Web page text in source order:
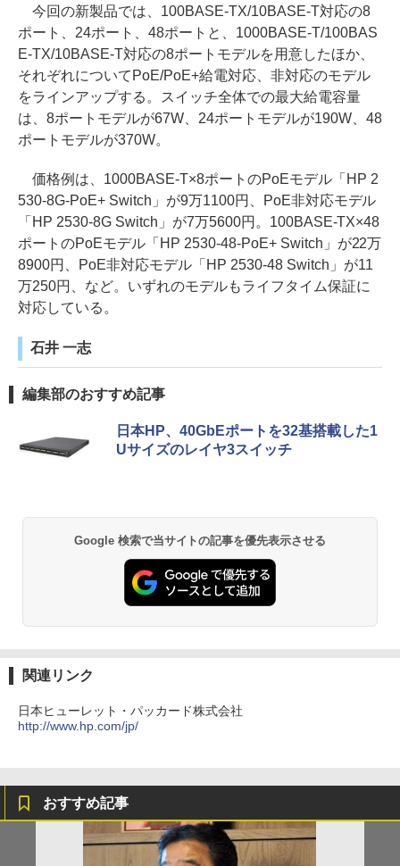
今回の新製品では、100BASE-TX/10BASE-T対応の8
ポート、24ポート、48ポートと、1000BASE-T/100BAS
E-TX/10BASE-T対応の8ポートモデルを用意したほか、
それぞれについてPoE/PoE+給電対応、非対応のモデル
をラインアップする。スイッチ全体での最大給電容量
は、8ポートモデルが67W、24ポートモデルが190W、48
ポートモデルが370W。
価格例は、1000BASE-T×8ポートのPoEモデル「HP 2
530-8G-PoE+ Switch」が9万1100円、PoE非対応モデル
「HP 2530-8G Switch」が7万5600円。100BASE-TX×48
ポートのPoEモデル「HP 2530-48-PoE+ Switch」が22万
8900円、PoE非対応モデル「HP 2530-48 Switch」が11
万250円、など。いずれのモデルもライフタイム保証に
対応している。
石井 一志
編集部のおすすめ記事
日本HP、40GbEポートを32基搭載した1
Uサイズのレイヤ3スイッチ
Google 検索で当サイトの記事を優先表示させる
関連リンク
日本ヒューレット・パッカード株式会社
http://www.hp.com/jp/
おすすめ記事